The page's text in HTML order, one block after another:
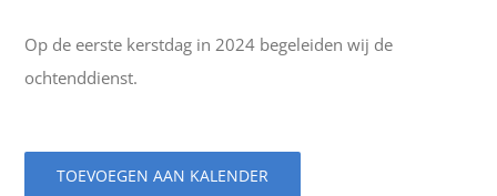
Op de eerste kerstdag in 2024 begeleiden wij de
ochtenddienst.
TOEVOEGEN AAN KALENDER